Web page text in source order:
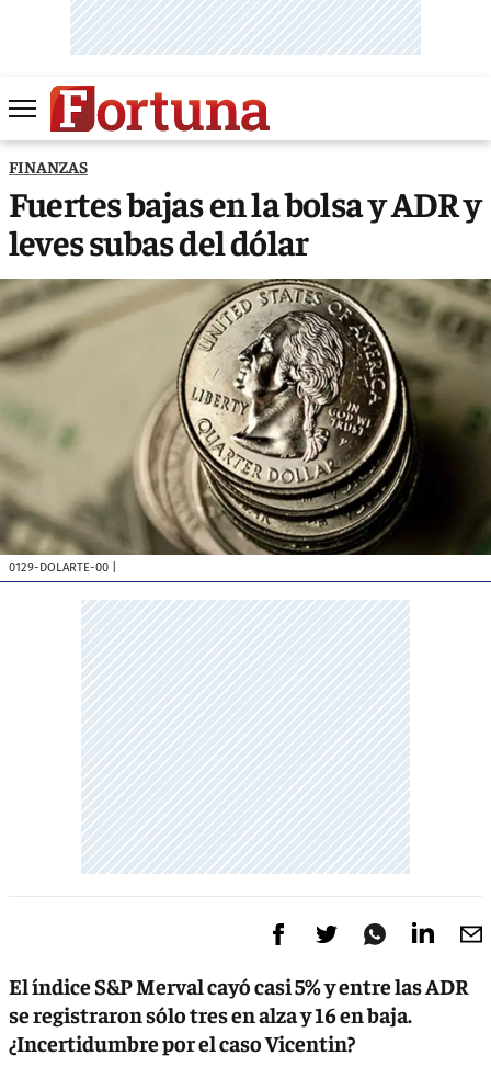
FINANZAS
Fuertes bajas en la bolsa y ADR y
leves subas del dólar
0129-DOLARTE-00
El índice S&P Merval cayó casi 5% y entre las ADR
se registraron sólo tres en alza y 16 en baja.
¿Incertidumbre por el caso Vicentin?